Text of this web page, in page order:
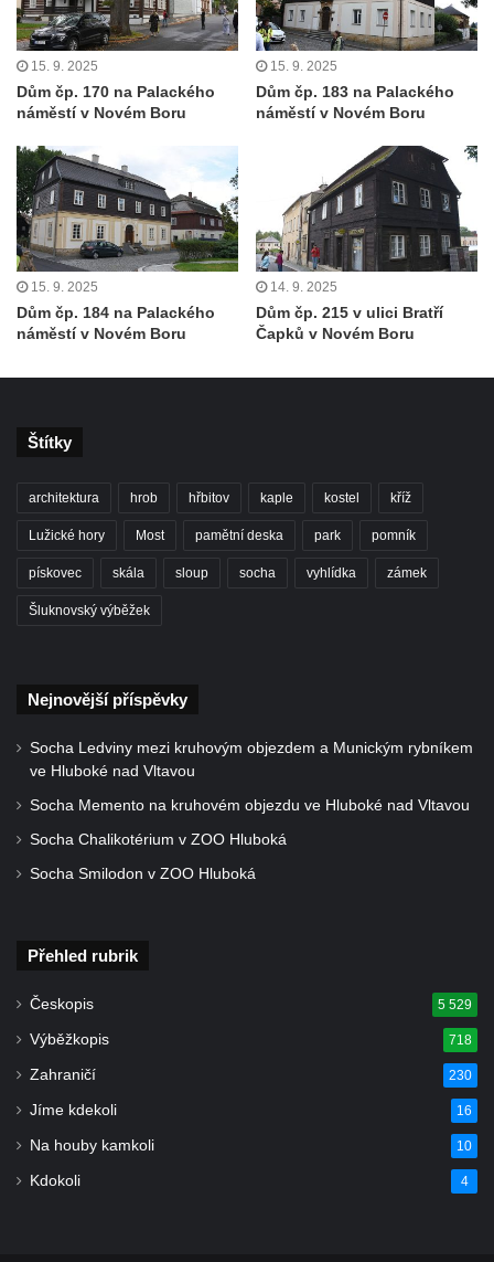
15. 9. 2025
Dům čp. 170 na Palackého
náměstí v Novém Boru
15. 9. 2025
Dům čp. 183 na Palackého
náměstí v Novém Boru
15. 9. 2025
Dům čp. 184 na Palackého
náměstí v Novém Boru
14. 9. 2025
Dům čp. 215 v ulici Bratří
Čapků v Novém Boru
Štítky
architektura hrob hřbitov kaple kostel kříž
Lužické hory Most pamětní deska park pomník
pískovec skála sloup socha vyhlídka zámek
Šluknovský výběžek
Nejnovější příspěvky
Socha Ledviny mezi kruhovým objezdem a Munickým rybníkem
ve Hluboké nad Vltavou
Socha Memento na kruhovém objezdu ve Hluboké nad Vltavou
Socha Chalikotérium v ZOO Hluboká
Socha Smilodon v ZOO Hluboká
Přehled rubrik
Českopis 5 529
Výběžkopis 718
Zahraničí 230
Jíme kdekoli 16
Na houby kamkoli 10
Kdokoli 4